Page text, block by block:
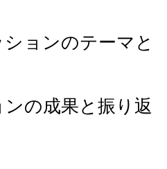
ションのテーマと
ンの成果と振り返